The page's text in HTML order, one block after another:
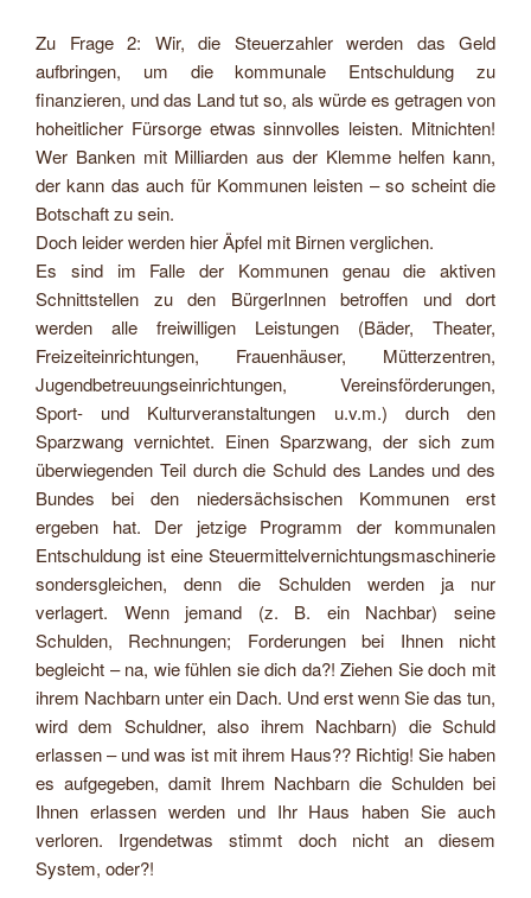
Zu Frage 2: Wir, die Steuerzahler werden das Geld
aufbringen, um die kommunale Entschuldung zu
finanzieren, und das Land tut so, als würde es getragen von
hoheitlicher Fürsorge etwas sinnvolles leisten. Mitnichten!
Wer Banken mit Milliarden aus der Klemme helfen kann,
der kann das auch für Kommunen leisten – so scheint die
Botschaft zu sein.
Doch leider werden hier Äpfel mit Birnen verglichen.
Es sind im Falle der Kommunen genau die aktiven
Schnittstellen zu den BürgerInnen betroffen und dort
werden alle freiwilligen Leistungen (Bäder, Theater,
Freizeiteinrichtungen, Frauenhäuser, Mütterzentren,
Jugendbetreuungseinrichtungen, Vereinsförderungen,
Sport- und Kulturveranstaltungen u.v.m.) durch den
Sparzwang vernichtet. Einen Sparzwang, der sich zum
überwiegenden Teil durch die Schuld des Landes und des
Bundes bei den niedersächsischen Kommunen erst
ergeben hat. Der jetzige Programm der kommunalen
Entschuldung ist eine Steuermittelvernichtungsmaschinerie
sondersgleichen, denn die Schulden werden ja nur
verlagert. Wenn jemand (z. B. ein Nachbar) seine
Schulden, Rechnungen; Forderungen bei Ihnen nicht
begleicht – na, wie fühlen sie dich da?! Ziehen Sie doch mit
ihrem Nachbarn unter ein Dach. Und erst wenn Sie das tun,
wird dem Schuldner, also ihrem Nachbarn) die Schuld
erlassen – und was ist mit ihrem Haus?? Richtig! Sie haben
es aufgegeben, damit Ihrem Nachbarn die Schulden bei
Ihnen erlassen werden und Ihr Haus haben Sie auch
verloren. Irgendetwas stimmt doch nicht an diesem
System, oder?!